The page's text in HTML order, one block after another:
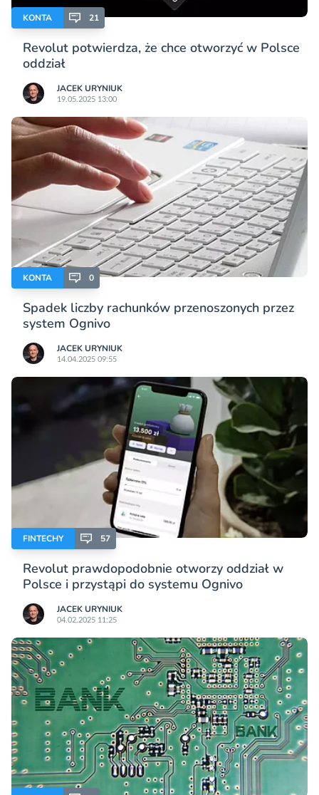
KONTA 21
Revolut potwierdza, że chce otworzyć w Polsce
oddział
JACEK URYNIUK
19.05.2025 13:00
KONTA 0
Spadek liczby rachunków przenoszonych przez
system Ognivo
JACEK URYNIUK
14.04.2025 09:55
FINTECHY 57
Revolut prawdopodobnie otworzy oddział w
Polsce i przystąpi do systemu Ognivo
JACEK URYNIUK
04.02.2025 11:25